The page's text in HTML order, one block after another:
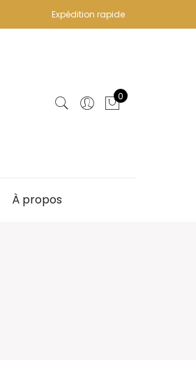
Expédition rapide
0
À propos